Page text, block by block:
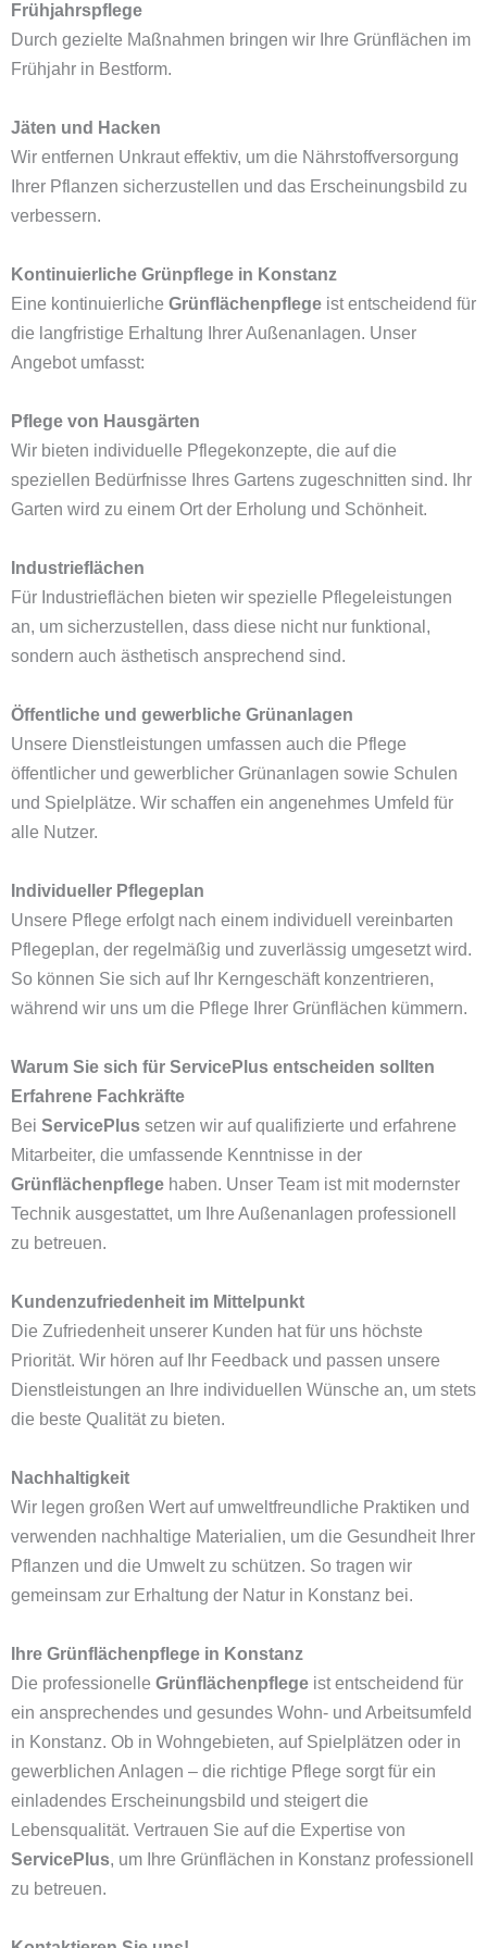
Frühjahrspflege
Durch gezielte Maßnahmen bringen wir Ihre Grünflächen im
Frühjahr in Bestform.
Jäten und Hacken
Wir entfernen Unkraut effektiv, um die Nährstoffversorgung
Ihrer Pflanzen sicherzustellen und das Erscheinungsbild zu
verbessern.
Kontinuierliche Grünpflege in Konstanz
Eine kontinuierliche Grünflächenpflege ist entscheidend für
die langfristige Erhaltung Ihrer Außenanlagen. Unser
Angebot umfasst:
Pflege von Hausgärten
Wir bieten individuelle Pflegekonzepte, die auf die
speziellen Bedürfnisse Ihres Gartens zugeschnitten sind. Ihr
Garten wird zu einem Ort der Erholung und Schönheit.
Industrieflächen
Für Industrieflächen bieten wir spezielle Pflegeleistungen
an, um sicherzustellen, dass diese nicht nur funktional,
sondern auch ästhetisch ansprechend sind.
Öffentliche und gewerbliche Grünanlagen
Unsere Dienstleistungen umfassen auch die Pflege
öffentlicher und gewerblicher Grünanlagen sowie Schulen
und Spielplätze. Wir schaffen ein angenehmes Umfeld für
alle Nutzer.
Individueller Pflegeplan
Unsere Pflege erfolgt nach einem individuell vereinbarten
Pflegeplan, der regelmäßig und zuverlässig umgesetzt wird.
So können Sie sich auf Ihr Kerngeschäft konzentrieren,
während wir uns um die Pflege Ihrer Grünflächen kümmern.
Warum Sie sich für ServicePlus entscheiden sollten
Erfahrene Fachkräfte
Bei ServicePlus setzen wir auf qualifizierte und erfahrene
Mitarbeiter, die umfassende Kenntnisse in der
Grünflächenpflege haben. Unser Team ist mit modernster
Technik ausgestattet, um Ihre Außenanlagen professionell
zu betreuen.
Kundenzufriedenheit im Mittelpunkt
Die Zufriedenheit unserer Kunden hat für uns höchste
Priorität. Wir hören auf Ihr Feedback und passen unsere
Dienstleistungen an Ihre individuellen Wünsche an, um stets
die beste Qualität zu bieten.
Nachhaltigkeit
Wir legen großen Wert auf umweltfreundliche Praktiken und
verwenden nachhaltige Materialien, um die Gesundheit Ihrer
Pflanzen und die Umwelt zu schützen. So tragen wir
gemeinsam zur Erhaltung der Natur in Konstanz bei.
Ihre Grünflächenpflege in Konstanz
Die professionelle Grünflächenpflege ist entscheidend für
ein ansprechendes und gesundes Wohn- und Arbeitsumfeld
in Konstanz. Ob in Wohngebieten, auf Spielplätzen oder in
gewerblichen Anlagen – die richtige Pflege sorgt für ein
einladendes Erscheinungsbild und steigert die
Lebensqualität. Vertrauen Sie auf die Expertise von
ServicePlus, um Ihre Grünflächen in Konstanz professionell
zu betreuen.